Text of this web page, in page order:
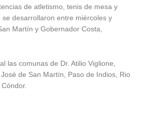
de atletismo, tenis de mesa y
desarrollaron entre miércoles y
Martín y Gobernador Costa,
las comunas de Dr. Atilio Viglione,
de San Martín, Paso de Indios, Rio